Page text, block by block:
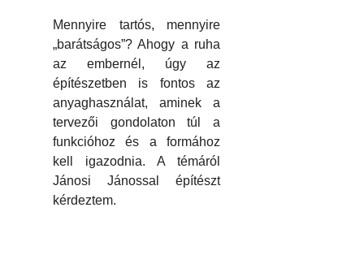
Mennyire tartós, mennyire
„barátságos”? Ahogy a ruha
az embernél, úgy az
építészetben is fontos az
anyaghasználat, aminek a
tervezői gondolaton túl a
funkcióhoz és a formához
kell igazodnia. A témáról
Jánosi Jánossal építészt
kérdeztem.